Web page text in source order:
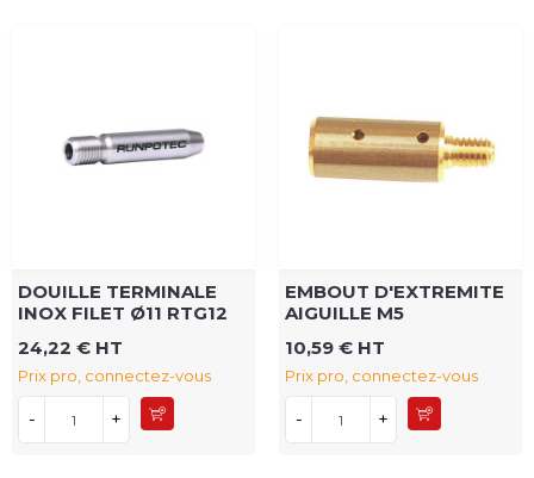
DOUILLE TERMINALE
INOX FILET Ø11 RTG12
24,22 € HT
Prix pro, connectez-vous
- +
EMBOUT D'EXTREMITE
AIGUILLE M5
10,59 € HT
Prix pro, connectez-vous
- +